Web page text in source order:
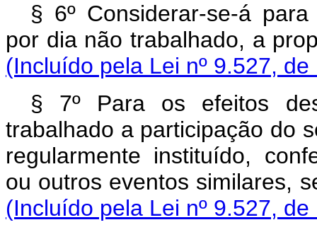
§ 6º Considerar-se-á
por dia não trabalhado,
(Incluído pela Lei nº 9.527, de
§ 7º Para os efeitos
trabalhado a participação do
regularmente instituído,
ou outros eventos
(Incluído pela Lei nº 9.527, de